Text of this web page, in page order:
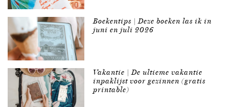
Boekentips | Deze boeken las ik in
juni en juli 2026
Vakantie | De ultieme vakantie
inpaklijst voor gezinnen (gratis
printable)